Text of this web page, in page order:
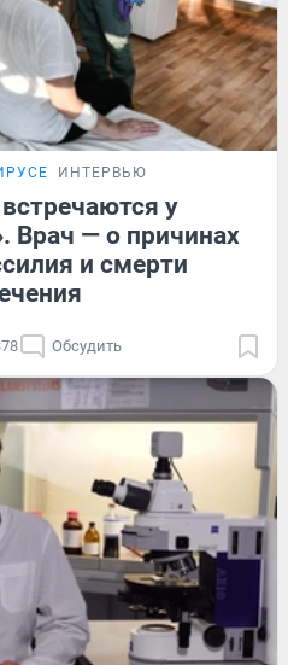
ИНТЕРВЬЮ
у
Врач — о причинах
и смерти
Обсудить